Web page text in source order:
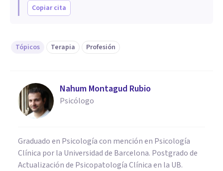
Copiar cita
Tópicos Terapia Profesión
Nahum Montagud Rubio
Psicólogo
Graduado en Psicología con mención en Psicología
Clínica por la Universidad de Barcelona. Postgrado de
Actualización de Psicopatología Clínica en la UB.